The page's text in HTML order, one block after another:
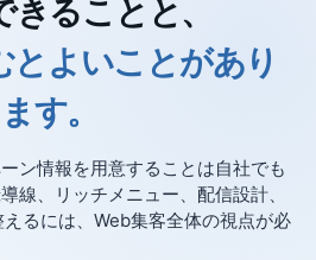
きることと、
とよいことがあり
ます。
ン情報を用意することは自社でも
線、リッチメニュー、配信設計、
るには、Web集客全体の視点が必